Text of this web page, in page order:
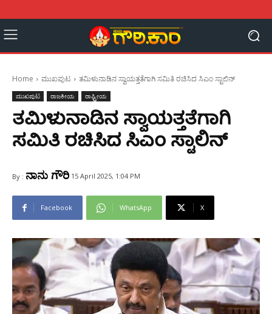
Home ಮುಖಪುಟ ತಮಿಳುನಾಡಿನ ಸ್ವಾಯತ್ತತೆಗಾಗಿ ಸಮಿತಿ ರಚಿಸಿದ ಸಿಎಂ ಸ್ಟಾಲಿನ್
ಮುಖಪುಟ ರಾಜಕೀಯ ರಾಷ್ಟ್ರೀಯ
ತಮಿಳುನಾಡಿನ ಸ್ವಾಯತ್ತತೆಗಾಗಿ
ಸಮಿತಿ ರಚಿಸಿದ ಸಿಎಂ ಸ್ಟಾಲಿನ್
By : ನಾನು ಗೌರಿ 15 April 2025, 1:04 PM
Facebook WhatsApp X